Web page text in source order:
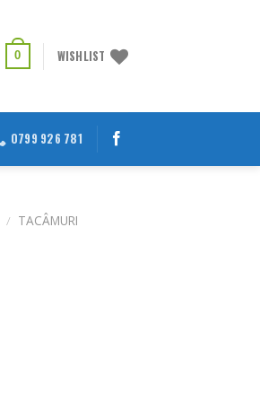
0 WISHLIST
0799 926 781
/ TACÂMURI